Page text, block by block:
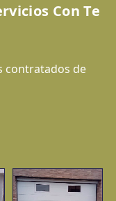
Con Te
contratados de